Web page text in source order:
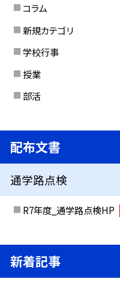
コラム
新規カテゴリ
学校行事
授業
部活
配布文書
通学路点検
R7年度_通学路点検HP
新着記事